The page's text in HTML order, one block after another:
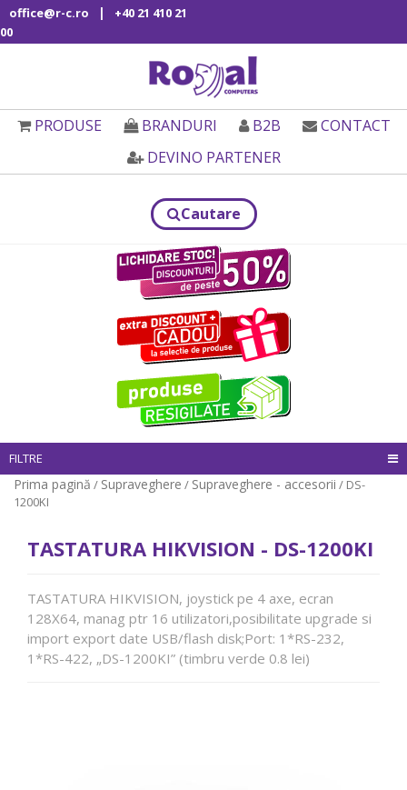
office@r-c.ro |
+40 21 410 21
00
PRODUSE BRANDURI B2B
CONTACT
DEVINO PARTENER
Cautare
FILTRE
Prima pagină / Supraveghere / Supraveghere - accesorii / DS-
1200KI
TASTATURA HIKVISION - DS-1200KI
TASTATURA HIKVISION, joystick pe 4 axe, ecran
128X64, manag ptr 16 utilizatori,posibilitate upgrade si
import export date USB/flash disk;Port: 1*RS-232,
1*RS-422, „DS-1200KI” (timbru verde 0.8 lei)